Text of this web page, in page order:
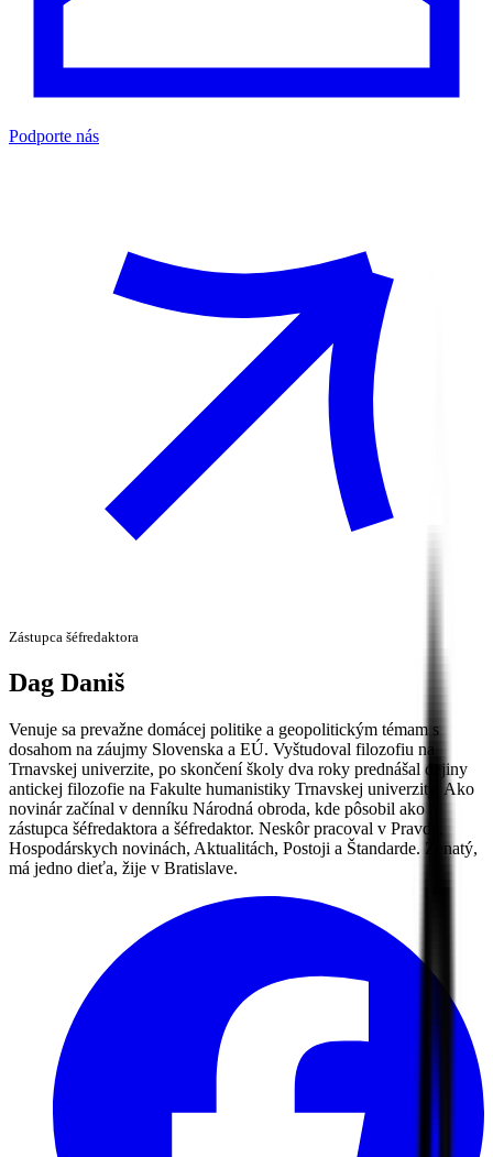
Podporte nás
Zástupca šéfredaktora
Dag Daniš
Venuje sa prevažne domácej politike a geopolitickým témam s
dosahom na záujmy Slovenska a EÚ. Vyštudoval filozofiu na
Trnavskej univerzite, po skončení školy dva roky prednášal dejiny
antickej filozofie na Fakulte humanistiky Trnavskej univerzity. Ako
novinár začínal v denníku Národná obroda, kde pôsobil ako
zástupca šéfredaktora a šéfredaktor. Neskôr pracoval v Pravde,
Hospodárskych novinách, Aktualitách, Postoji a Štandarde. Ženatý,
má jedno dieťa, žije v Bratislave.